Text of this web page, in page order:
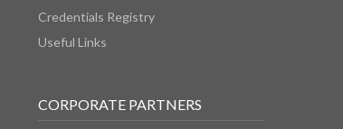
Credentials Registry
Useful Links
CORPORATE PARTNERS